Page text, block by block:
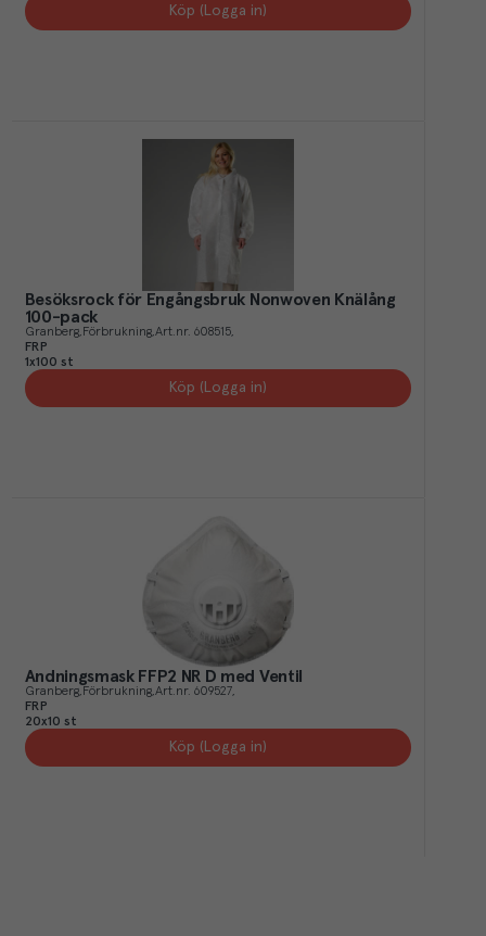
Köp (Logga in)
Besöksrock för Engångsbruk Nonwoven Knälång
100-pack
Granberg Förbrukning Art.nr. 608515
FRP
1x100 st
Köp (Logga in)
Andningsmask FFP2 NR D med Ventil
Granberg Förbrukning Art.nr. 609527
FRP
20x10 st
Köp (Logga in)